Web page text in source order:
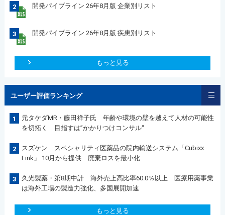
2 開発パイプライン 26年8月版 企業別リスト
3 開発パイプライン 26年8月版 疾患別リスト
もっと見る
ユーザー評価ランキング
1
元タケダMR・藤田祥子氏 年齢や環境の壁を越えて人材の可能性
を切拓く 目指すは”かかりつけコンサル“
2
スズケン スペシャリティ医薬品の院内輸送システム「Cubixx
Link」 10月から提供 廃棄ロスを最小化
3
久光製薬・第8期中計 海外売上高比率60.0％以上 医療用薬事業
は海外工場の製造力強化、多国展開加速
もっと見る